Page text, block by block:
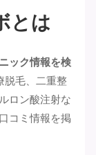
とは
ック情報を検
脱毛、二重整
ロン酸注射な
コミ情報を掲